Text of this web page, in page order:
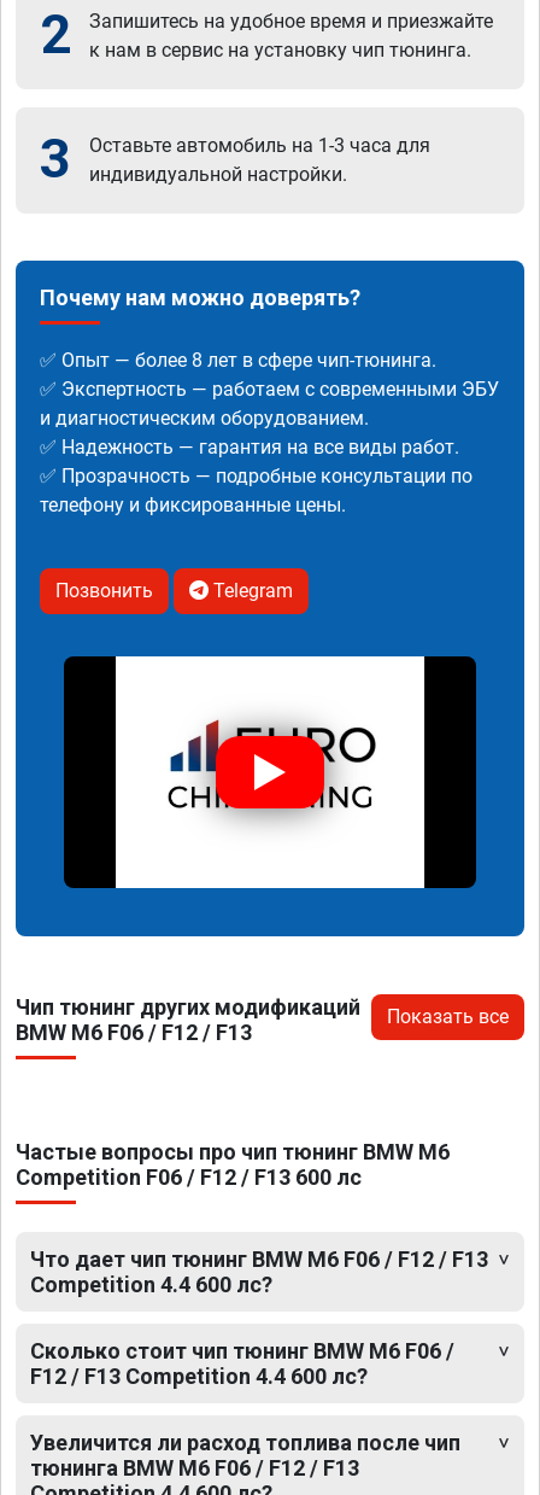
2
Запишитесь на удобное время и приезжайте
к нам в сервис на установку чип тюнинга.
3
Оставьте автомобиль на 1-3 часа для
индивидуальной настройки.
Почему нам можно доверять?
✅ Опыт — более 8 лет в сфере чип-тюнинга.
✅ Экспертность — работаем с современными ЭБУ
и диагностическим оборудованием.
✅ Надежность — гарантия на все виды работ.
✅ Прозрачность — подробные консультации по
телефону и фиксированные цены.
Позвонить Telegram
Чип тюнинг других модификаций
BMW M6 F06 / F12 / F13
Показать все
Частые вопросы про чип тюнинг BMW M6
Competition F06 / F12 / F13 600 лс
Что дает чип тюнинг BMW M6 F06 / F12 / F13
Competition 4.4 600 лс?
Сколько стоит чип тюнинг BMW M6 F06 /
F12 / F13 Competition 4.4 600 лс?
Увеличится ли расход топлива после чип
тюнинга BMW M6 F06 / F12 / F13